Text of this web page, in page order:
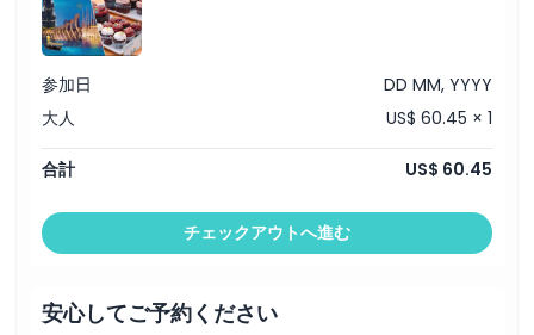
参加日
DD MM, YYYY
大人
US$ 60.45 × 1
合計 US$ 60.45
チェックアウトへ進む
安心してご予約ください